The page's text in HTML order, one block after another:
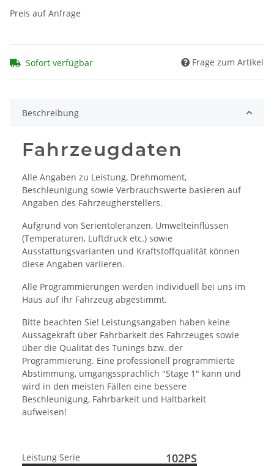
Preis auf Anfrage
Sofort verfügbar Frage zum Artikel
Beschreibung
Fahrzeugdaten
Alle Angaben zu Leistung, Drehmoment,
Beschleunigung sowie Verbrauchswerte basieren auf
Angaben des Fahrzeugherstellers.
Aufgrund von Serientoleranzen, Umwelteinflüssen
(Temperaturen, Luftdruck etc.) sowie
Ausstattungsvarianten und Kraftstoffqualität können
diese Angaben variieren.
Alle Programmierungen werden individuell bei uns im
Haus auf Ihr Fahrzeug abgestimmt.
Bitte beachten Sie! Leistungsangaben haben keine
Aussagekraft über Fahrbarkeit des Fahrzeuges sowie
über die Qualität des Tunings bzw. der
Programmierung. Eine professionell programmierte
Abstimmung, umgangssprachlich "Stage 1" kann und
wird in den meisten Fällen eine bessere
Beschleunigung, Fahrbarkeit und Haltbarkeit
aufweisen!
Leistung Serie 102PS